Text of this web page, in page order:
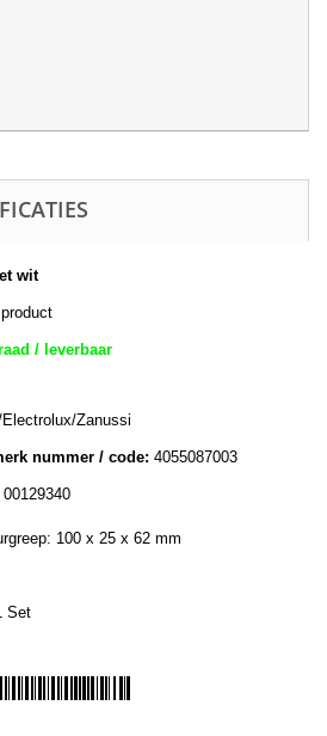
wit
/ leverbaar
Zanussi
nummer / code: 4055087003
00129340
100 x 25 x 62 mm
Set